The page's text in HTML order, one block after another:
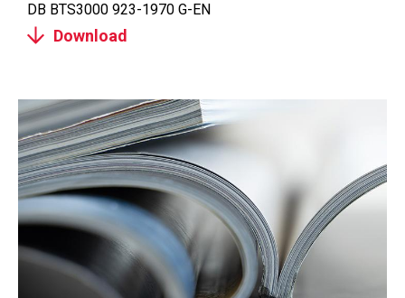
DB BTS3000 923-1970 G-EN
Download